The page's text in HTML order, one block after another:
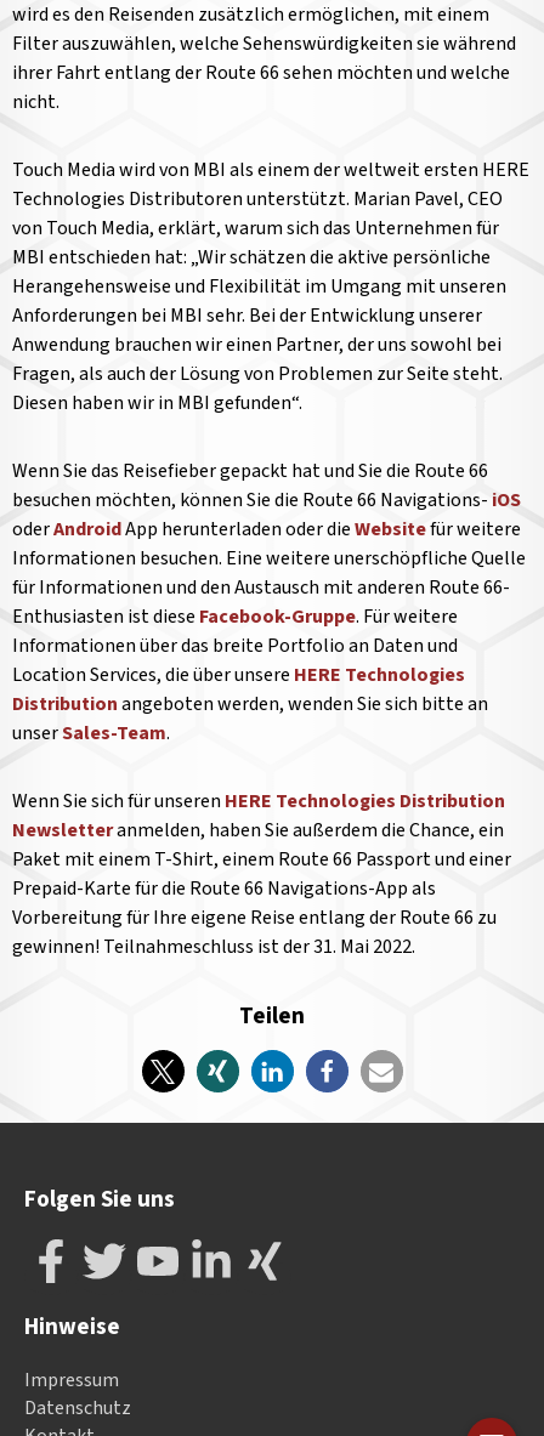
wird es den Reisenden zusätzlich ermöglichen, mit einem
Filter auszuwählen, welche Sehenswürdigkeiten sie während
ihrer Fahrt entlang der Route 66 sehen möchten und welche
nicht.
Touch Media wird von MBI als einem der weltweit ersten HERE
Technologies Distributoren unterstützt. Marian Pavel, CEO
von Touch Media, erklärt, warum sich das Unternehmen für
MBI entschieden hat: „Wir schätzen die aktive persönliche
Herangehensweise und Flexibilität im Umgang mit unseren
Anforderungen bei MBI sehr. Bei der Entwicklung unserer
Anwendung brauchen wir einen Partner, der uns sowohl bei
Fragen, als auch der Lösung von Problemen zur Seite steht.
Diesen haben wir in MBI gefunden“.
Wenn Sie das Reisefieber gepackt hat und Sie die Route 66
besuchen möchten, können Sie die Route 66 Navigations- iOS
oderAndroidApp herunterladen oder dieWebsitefür weitere
Informationen besuchen. Eine weitere unerschöpfliche Quelle
für Informationen und den Austausch mit anderen Route 66-
Enthusiasten ist diese Facebook-Gruppe. Für weitere
Informationen über das breite Portfolio an Daten und
Location Services, die über unsere HERE Technologies
Distributionangeboten werden, wenden Sie sich bitte an
unserSales-Team.
Wenn Sie sich für unseren HERE Technologies Distribution
Newsletteranmelden, haben Sie außerdem die Chance, ein
Paket mit einem T-Shirt, einem Route 66 Passport und einer
Prepaid-Karte für die Route 66 Navigations-App als
Vorbereitung für Ihre eigene Reise entlang der Route 66 zu
gewinnen! Teilnahmeschluss ist der 31. Mai 2022.
Teilen
Folgen Sie uns
Hinweise
Impressum
Datenschutz